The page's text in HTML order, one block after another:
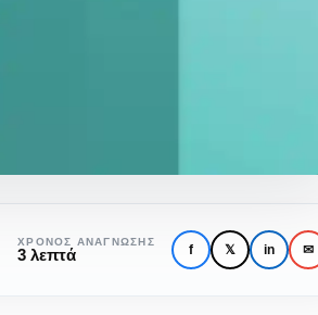
ΧΡΌΝΟΣ ΑΝΆΓΝΩΣΗΣ
3 λεπτά f 𝕏 in ✉